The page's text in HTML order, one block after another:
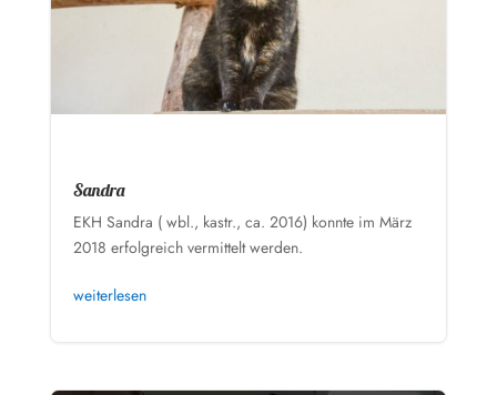
Sandra
EKH Sandra ( wbl., kastr., ca. 2016) konnte im März
2018 erfolgreich vermittelt werden.
weiterlesen